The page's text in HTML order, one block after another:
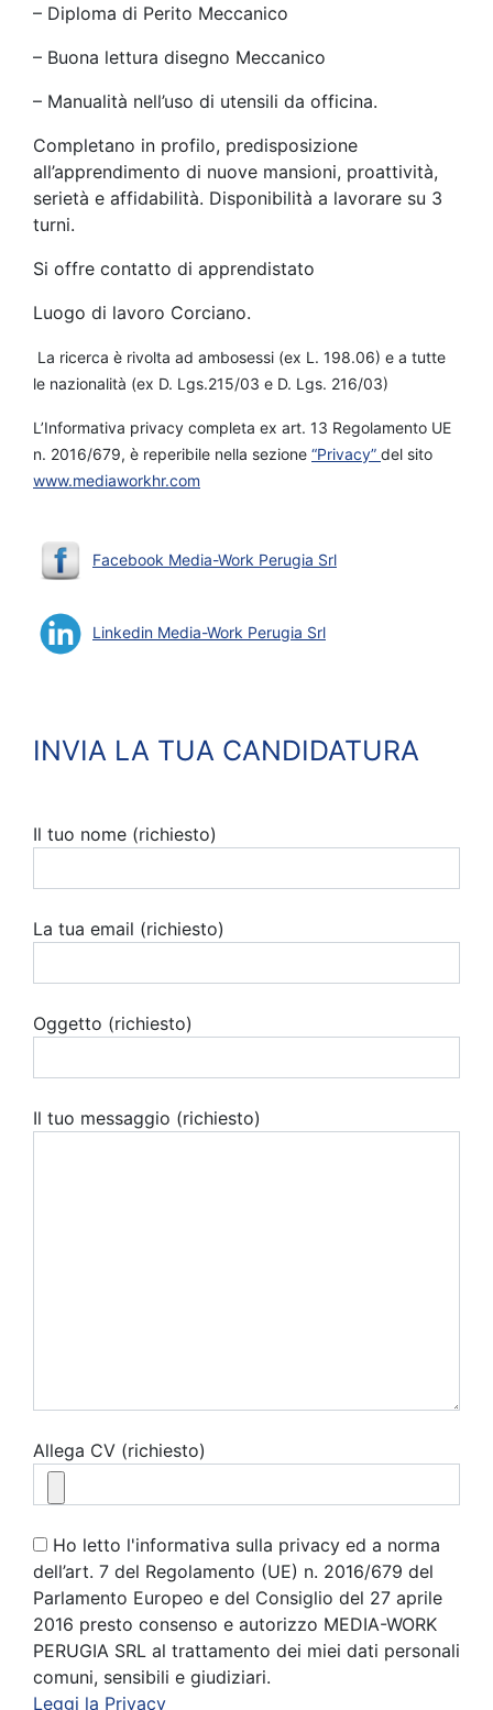
– Diploma di Perito Meccanico
– Buona lettura disegno Meccanico
– Manualità nell’uso di utensili da officina.
Completano in profilo, predisposizione
all’apprendimento di nuove mansioni, proattività,
serietà e affidabilità. Disponibilità a lavorare su 3
turni.
Si offre contatto di apprendistato
Luogo di lavoro Corciano.
La ricerca è rivolta ad ambosessi (ex L. 198.06) e a tutte
le nazionalità (ex D. Lgs.215/03 e D. Lgs. 216/03)
L’Informativa privacy completa ex art. 13 Regolamento UE
n. 2016/679, è reperibile nella sezione “Privacy” del sito
www.mediaworkhr.com
Facebook Media-Work Perugia Srl
Linkedin Media-Work Perugia Srl
INVIA LA TUA CANDIDATURA
Il tuo nome (richiesto)
La tua email (richiesto)
Oggetto (richiesto)
Il tuo messaggio (richiesto)
Allega CV (richiesto)
Ho letto l'informativa sulla privacy ed a norma
dell’art. 7 del Regolamento (UE) n. 2016/679 del
Parlamento Europeo e del Consiglio del 27 aprile
2016 presto consenso e autorizzo MEDIA-WORK
PERUGIA SRL al trattamento dei miei dati personali
comuni, sensibili e giudiziari.
Leggi la Privacy